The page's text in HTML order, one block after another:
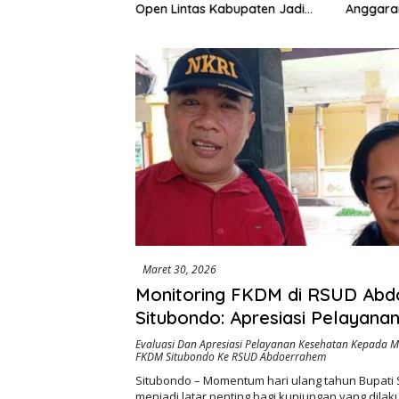
Open Lintas Kabupaten Jadi
Maret 30, 2026
Monitoring FKDM di RSUD
Situbondo: Apresiasi
Evaluasi di Hari Ulang Tahun
Evaluasi Dan Apresiasi Pelayanan Kesehatan Kepada
FKDM Situbondo Ke RSUD Abdoerrahem
Situbondo – Momentum hari ulang tahun Bupati